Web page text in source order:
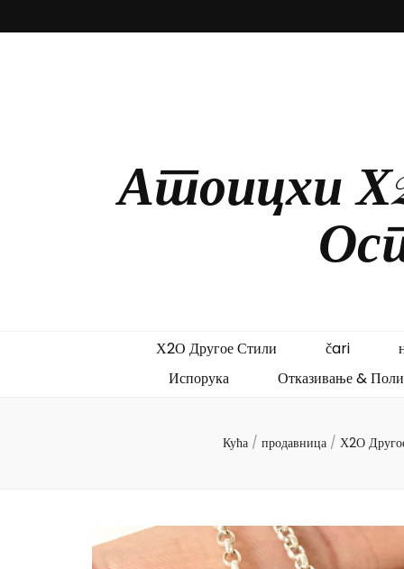
Атоицхи
Х2О Другое Стили čari
Испорука
Отказивање &
Кућа / продавница / Х2О